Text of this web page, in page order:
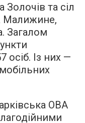
та сіл
Малижине,
Загалом
осіб. Із них —
ОВА